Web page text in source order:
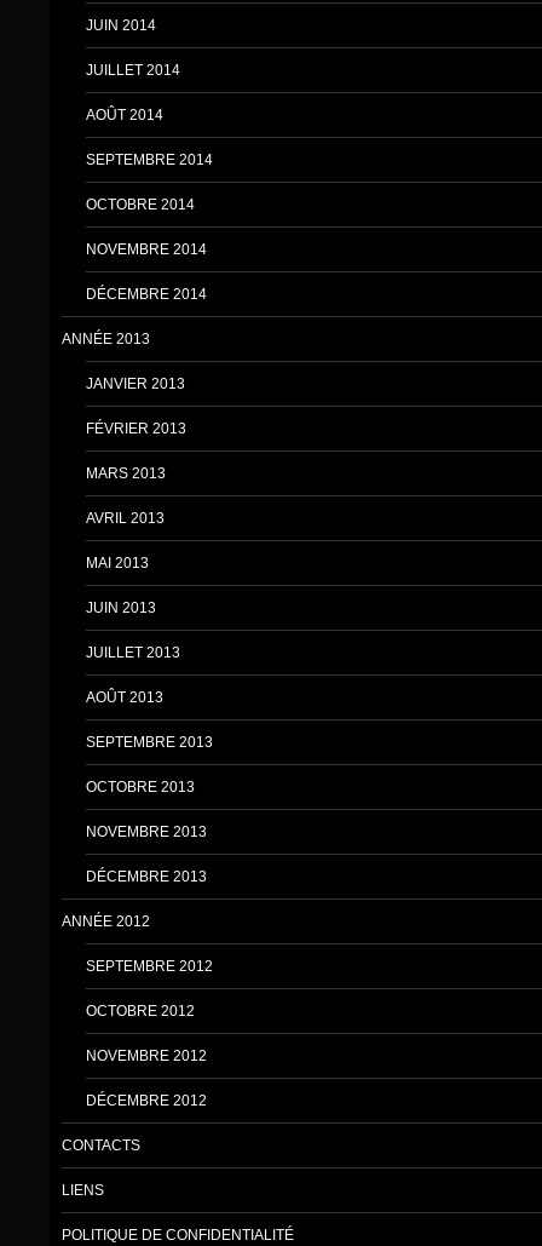
JUIN 2014
JUILLET 2014
AOÛT 2014
SEPTEMBRE 2014
OCTOBRE 2014
NOVEMBRE 2014
DÉCEMBRE 2014
ANNÉE 2013
JANVIER 2013
FÉVRIER 2013
MARS 2013
AVRIL 2013
MAI 2013
JUIN 2013
JUILLET 2013
AOÛT 2013
SEPTEMBRE 2013
OCTOBRE 2013
NOVEMBRE 2013
DÉCEMBRE 2013
ANNÉE 2012
SEPTEMBRE 2012
OCTOBRE 2012
NOVEMBRE 2012
DÉCEMBRE 2012
CONTACTS
LIENS
POLITIQUE DE CONFIDENTIALITÉ